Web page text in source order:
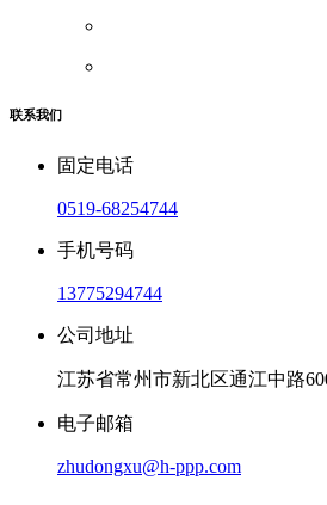
联系我们
固定电话
0519-68254744
手机号码
13775294744
公司地址
江苏省常州市新北区通江中路
电子邮箱
zhudongxu@h-ppp.com